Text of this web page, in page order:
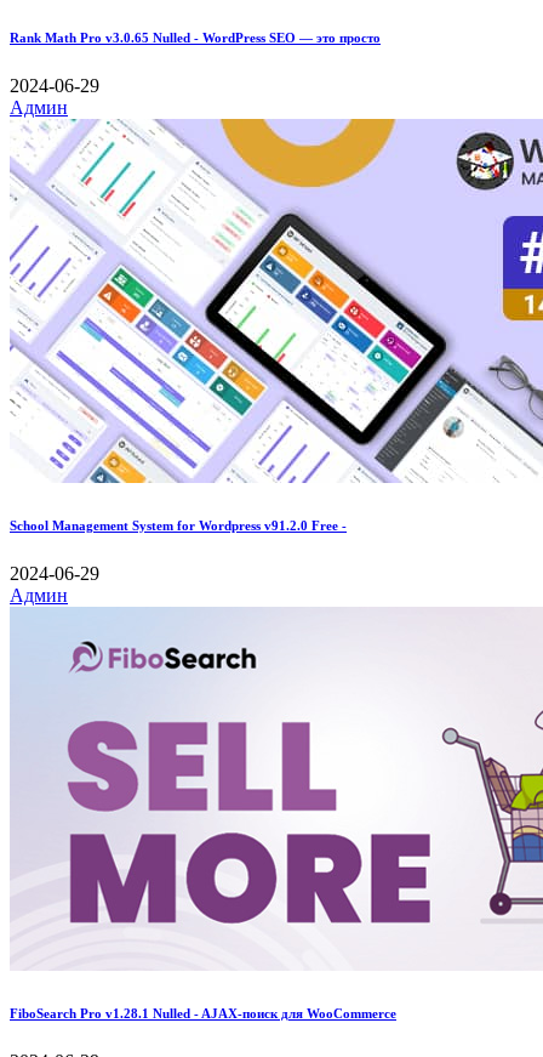
Rank Math Pro v3.0.65 Nulled - WordPress SEO — это просто
2024-06-29
Админ
School Management System for Wordpress v91.2.0 Free -
2024-06-29
Админ
FiboSearch Pro v1.28.1 Nulled - AJAX-поиск для WooCommerce